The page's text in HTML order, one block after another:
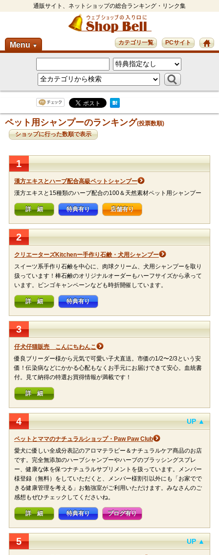
通販サイト、ネットショップの総合ランキング・リンク集
Menu ▼ PCサイト
カテゴリ一覧
ペット用シャンプーのランキング(投票数順)
ショップに行った数順で表示
1
漢方エキスとハーブ配合高級ペットシャンプー
漢方エキスと15種類のハーブ配合の100＆天然素材ペット用シャンプー
詳 細 特典有り 店舗有り
2
クリエーターズKitchenー手作り石鹸・犬用シャンプー
スイーツ系手作り石鹸を中心に、肉球クリーム、犬用シャンプーを取り
扱っています！棒石鹸のオリジナルオーダーもハーフサイズから承って
います。ビンゴキャンペーンなども時折開催しています。
詳 細 特典有り
3
仔犬仔猫販売 こんにちわんこ
優良ブリーダー様から元気で可愛い子犬直送。市価の1/2〜2/3という安
価！伝染病などにかかる心配もなくお手元にお届けできて安心。血統書
付。見て納得の特選お買得情報が満載です！
詳 細
4 UP ▲
ペットとママのナチュラルショップ・Paw Paw Club
愛犬に優しい全成分表記のアロマテラピー＆ナチュラルケア商品のお店
です。完全無添加のハーブシャンプーやハーブのブラッシングスプレ
ー、健康な体を保つナチュラルサプリメントを扱っています。メンバー
様登録（無料）をしていただくと、メンバー様割引以外にも「お家でで
きる健康管理を考える」お勉強室がご利用いただけます。みなさんのご
感想もぜひチェックしてくださいね。
詳 細 特典有り ブログ有り
5 UP ▲